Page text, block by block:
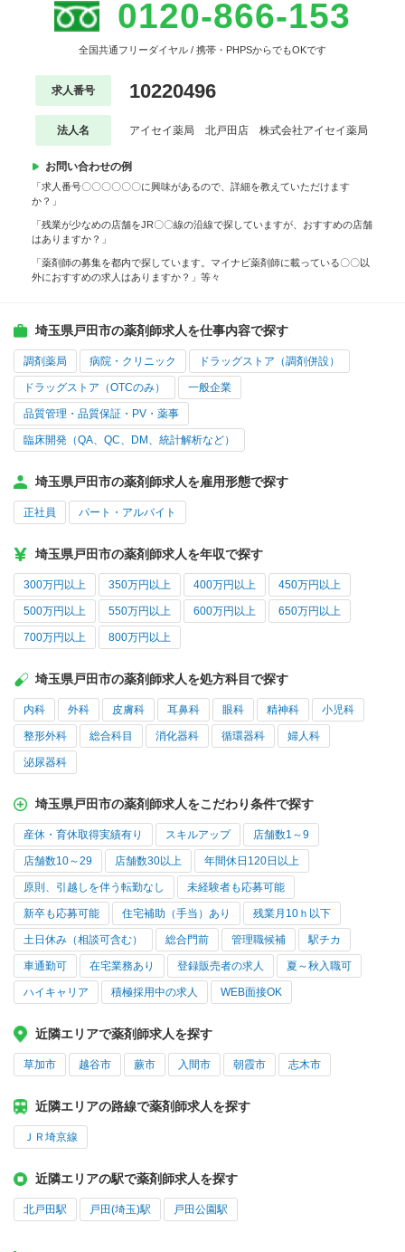
0120-866-153
全国共通フリーダイヤル / 携帯・PHPSからでもOKです
求人番号 10220496
法人名 アイセイ薬局 北戸田店 株式会社アイセイ薬局
お問い合わせの例
「求人番号〇〇〇〇〇〇に興味があるので、詳細を教えていただけます
か？」
「残業が少なめの店舗をJR〇〇線の沿線で探していますが、おすすめの店舗
はありますか？」
「薬剤師の募集を都内で探しています。マイナビ薬剤師に載っている〇〇以
外におすすめの求人はありますか？」等々
埼玉県戸田市の薬剤師求人を仕事内容で探す
調剤薬局 病院・クリニック ドラッグストア（調剤併設）
ドラッグストア（OTCのみ） 一般企業
品質管理・品質保証・PV・薬事
臨床開発（QA、QC、DM、統計解析など）
埼玉県戸田市の薬剤師求人を雇用形態で探す
正社員 パート・アルバイト
埼玉県戸田市の薬剤師求人を年収で探す
300万円以上 350万円以上 400万円以上 450万円以上
500万円以上 550万円以上 600万円以上 650万円以上
700万円以上 800万円以上
埼玉県戸田市の薬剤師求人を処方科目で探す
内科 外科 皮膚科 耳鼻科 眼科 精神科 小児科
整形外科 総合科目 消化器科 循環器科 婦人科
泌尿器科
埼玉県戸田市の薬剤師求人をこだわり条件で探す
産休・育休取得実績有り スキルアップ 店舗数1～9
店舗数10～29 店舗数30以上 年間休日120日以上
原則、引越しを伴う転勤なし 未経験者も応募可能
新卒も応募可能 住宅補助（手当）あり 残業月10ｈ以下
土日休み（相談可含む） 総合門前 管理職候補 駅チカ
車通勤可 在宅業務あり 登録販売者の求人 夏～秋入職可
ハイキャリア 積極採用中の求人 WEB面接OK
近隣エリアで薬剤師求人を探す
草加市 越谷市 蕨市 入間市 朝霞市 志木市
近隣エリアの路線で薬剤師求人を探す
ＪＲ埼京線
近隣エリアの駅で薬剤師求人を探す
北戸田駅 戸田(埼玉)駅 戸田公園駅